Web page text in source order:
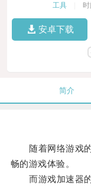
工具
安卓下载
简介
随着网络游戏的
畅的游戏体验。
而游戏加速器的